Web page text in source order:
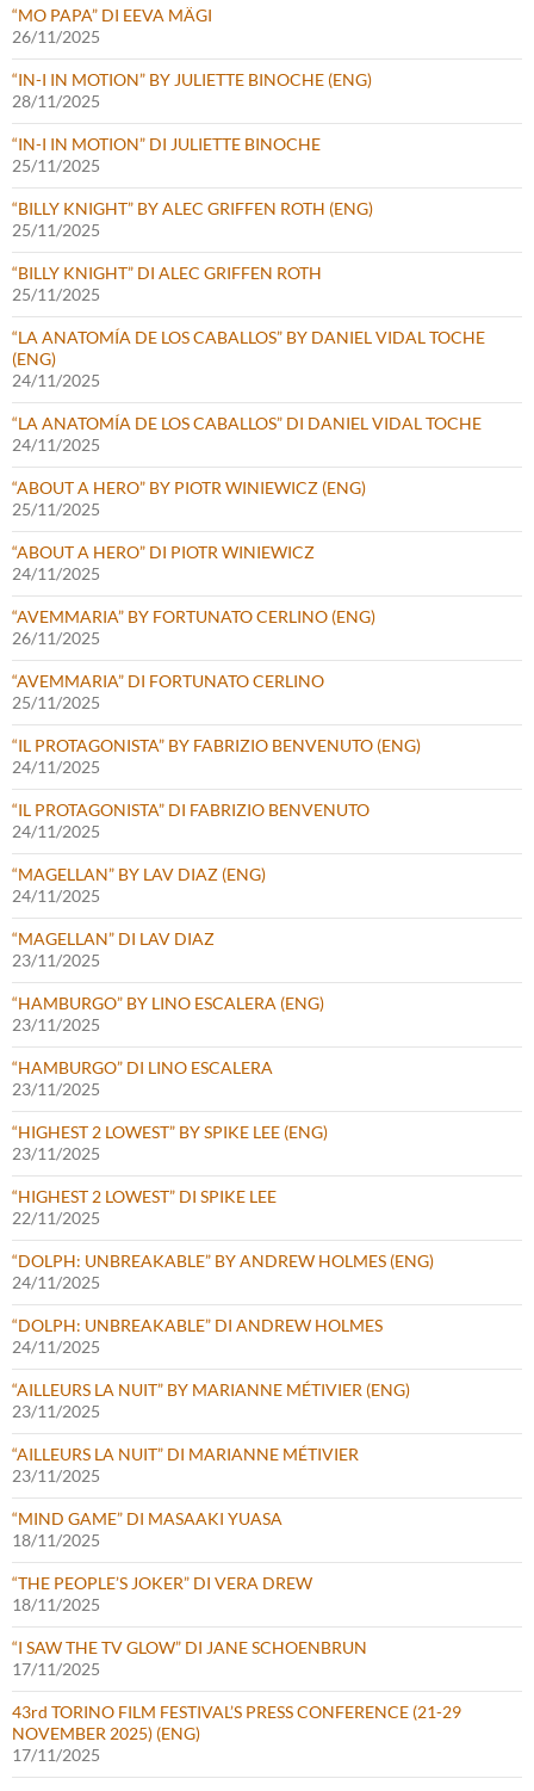
“MO PAPA” DI EEVA MÄGI
26/11/2025
“IN-I IN MOTION” BY JULIETTE BINOCHE (ENG)
28/11/2025
“IN-I IN MOTION” DI JULIETTE BINOCHE
25/11/2025
“BILLY KNIGHT” BY ALEC GRIFFEN ROTH (ENG)
25/11/2025
“BILLY KNIGHT” DI ALEC GRIFFEN ROTH
25/11/2025
“LA ANATOMÍA DE LOS CABALLOS” BY DANIEL VIDAL TOCHE
(ENG)
24/11/2025
“LA ANATOMÍA DE LOS CABALLOS” DI DANIEL VIDAL TOCHE
24/11/2025
“ABOUT A HERO” BY PIOTR WINIEWICZ (ENG)
25/11/2025
“ABOUT A HERO” DI PIOTR WINIEWICZ
24/11/2025
“AVEMMARIA” BY FORTUNATO CERLINO (ENG)
26/11/2025
“AVEMMARIA” DI FORTUNATO CERLINO
25/11/2025
“IL PROTAGONISTA” BY FABRIZIO BENVENUTO (ENG)
24/11/2025
“IL PROTAGONISTA” DI FABRIZIO BENVENUTO
24/11/2025
“MAGELLAN” BY LAV DIAZ (ENG)
24/11/2025
“MAGELLAN” DI LAV DIAZ
23/11/2025
“HAMBURGO” BY LINO ESCALERA (ENG)
23/11/2025
“HAMBURGO” DI LINO ESCALERA
23/11/2025
“HIGHEST 2 LOWEST” BY SPIKE LEE (ENG)
23/11/2025
“HIGHEST 2 LOWEST” DI SPIKE LEE
22/11/2025
“DOLPH: UNBREAKABLE” BY ANDREW HOLMES (ENG)
24/11/2025
“DOLPH: UNBREAKABLE” DI ANDREW HOLMES
24/11/2025
“AILLEURS LA NUIT” BY MARIANNE MÉTIVIER (ENG)
23/11/2025
“AILLEURS LA NUIT” DI MARIANNE MÉTIVIER
23/11/2025
“MIND GAME” DI MASAAKI YUASA
18/11/2025
“THE PEOPLE’S JOKER” DI VERA DREW
18/11/2025
“I SAW THE TV GLOW” DI JANE SCHOENBRUN
17/11/2025
43rd TORINO FILM FESTIVAL’S PRESS CONFERENCE (21-29
NOVEMBER 2025) (ENG)
17/11/2025